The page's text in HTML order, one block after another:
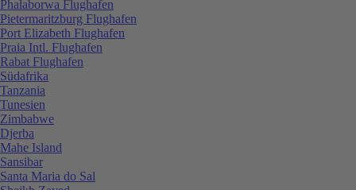
Phalaborwa Flughafen
Pietermaritzburg Flughafen
Port Elizabeth Flughafen
Praia Intl. Flughafen
Rabat Flughafen
Südafrika
Tanzania
Tunesien
Zimbabwe
Djerba
Mahe Island
Sansibar
Santa Maria do Sal